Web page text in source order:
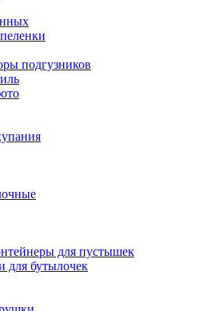
подгузников
для пустышек
для бутылочек